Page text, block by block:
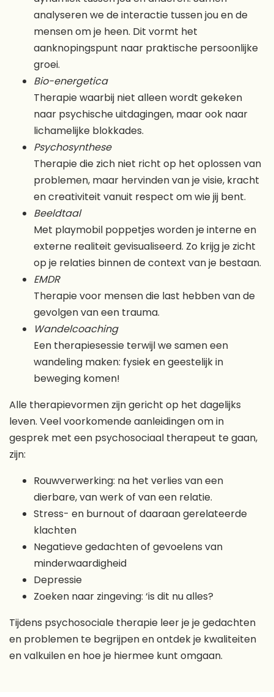
analyseren we de interactie tussen jou en de
mensen om je heen. Dit vormt het
aanknopingspunt naar praktische persoonlijke
groei.
Bio-energetica
Therapie waarbij niet alleen wordt gekeken
naar psychische uitdagingen, maar ook naar
lichamelijke blokkades.
Psychosynthese
Therapie die zich niet richt op het oplossen van
problemen, maar hervinden van je visie, kracht
en creativiteit vanuit respect om wie jij bent.
Beeldtaal
Met playmobil poppetjes worden je interne en
externe realiteit gevisualiseerd. Zo krijg je zicht
op je relaties binnen de context van je bestaan.
EMDR
Therapie voor mensen die last hebben van de
gevolgen van een trauma.
Wandelcoaching
Een therapiesessie terwijl we samen een
wandeling maken: fysiek en geestelijk in
beweging komen!
Alle therapievormen zijn gericht op het dagelijks
leven. Veel voorkomende aanleidingen om in
gesprek met een psychosociaal therapeut te gaan,
zijn:
Rouwverwerking: na het verlies van een
dierbare, van werk of van een relatie.
Stress- en burnout of daaraan gerelateerde
klachten
Negatieve gedachten of gevoelens van
minderwaardigheid
Depressie
Zoeken naar zingeving: ‘is dit nu alles?
Tijdens psychosociale therapie leer je je gedachten
en problemen te begrijpen en ontdek je kwaliteiten
en valkuilen en hoe je hiermee kunt omgaan.